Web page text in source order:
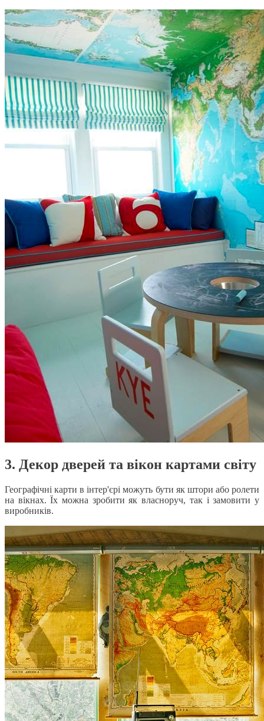
3. Декор дверей та вікон картами світу
Географічні карти в інтер'єрі можуть бути як штори або ролети
на вікнах. Їх можна зробити як власноруч, так і замовити у
виробників.